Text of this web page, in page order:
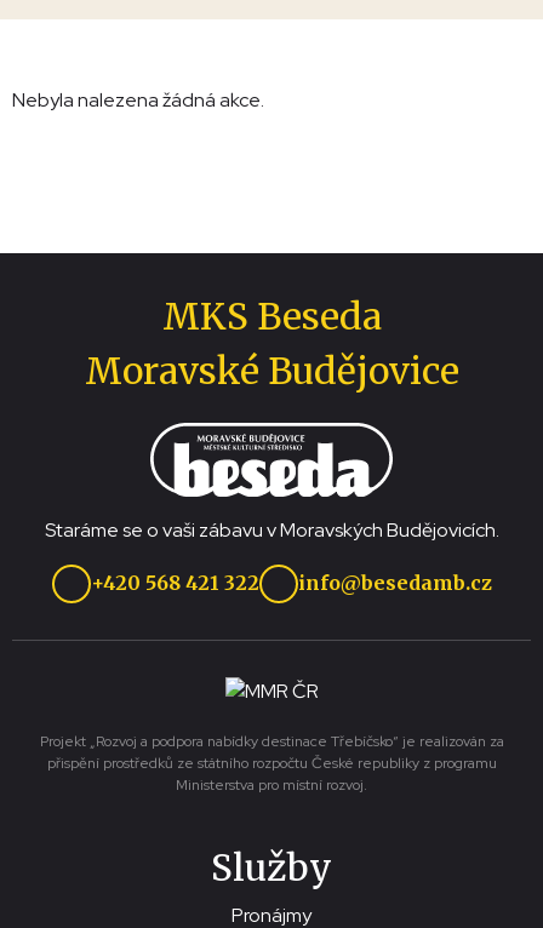
Nebyla nalezena žádná akce.
MKS Beseda
Moravské Budějovice
Staráme se o vaši zábavu v Moravských Budějovicích.
+420 568 421 322 info@besedamb.cz
Projekt „Rozvoj a podpora nabídky destinace Třebíčsko“ je realizován za
přispění prostředků ze státního rozpočtu České republiky z programu
Ministerstva pro místní rozvoj.
Služby
Pronájmy